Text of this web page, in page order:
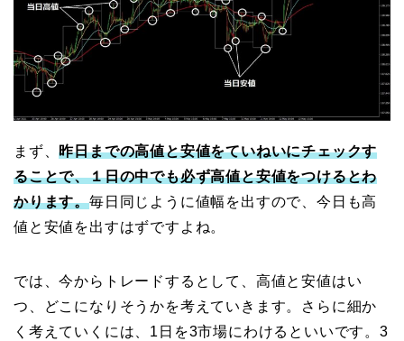
まず、昨日までの高値と安値をていねいにチェックす
ることで、１日の中でも必ず高値と安値をつけるとわ
かります。毎日同じように値幅を出すので、今日も高
値と安値を出すはずですよね。
では、今からトレードするとして、高値と安値はい
つ、どこになりそうかを考えていきます。さらに細か
く考えていくには、1日を3市場にわけるといいです。3